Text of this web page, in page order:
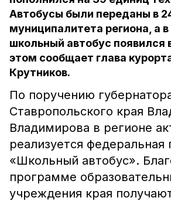
Автобусы были переданы в
муниципалитета региона, а
школьный автобус появился
этом сообщает глава
Крутников.
По поручению
Ставропольского края
Владимирова в регионе
реализуется
«Школьный автобус».
программе
учреждения края